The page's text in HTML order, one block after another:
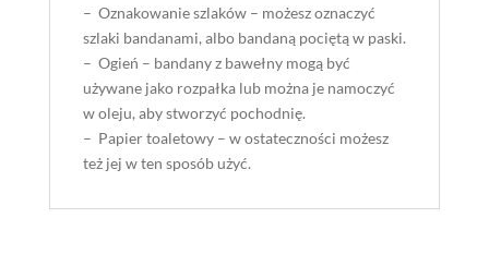
– Oznakowanie szlaków – możesz oznaczyć
szlaki bandanami, albo bandaną pociętą w paski.
– Ogień – bandany z bawełny mogą być
używane jako rozpałka lub można je namoczyć
w oleju, aby stworzyć pochodnię.
– Papier toaletowy – w ostateczności możesz
też jej w ten sposób użyć.